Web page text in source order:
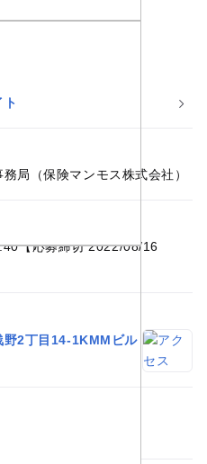
ト
局（保険マンモス株式会社）
【応募締切 2022/08/16
野2丁目14-1KMMビル